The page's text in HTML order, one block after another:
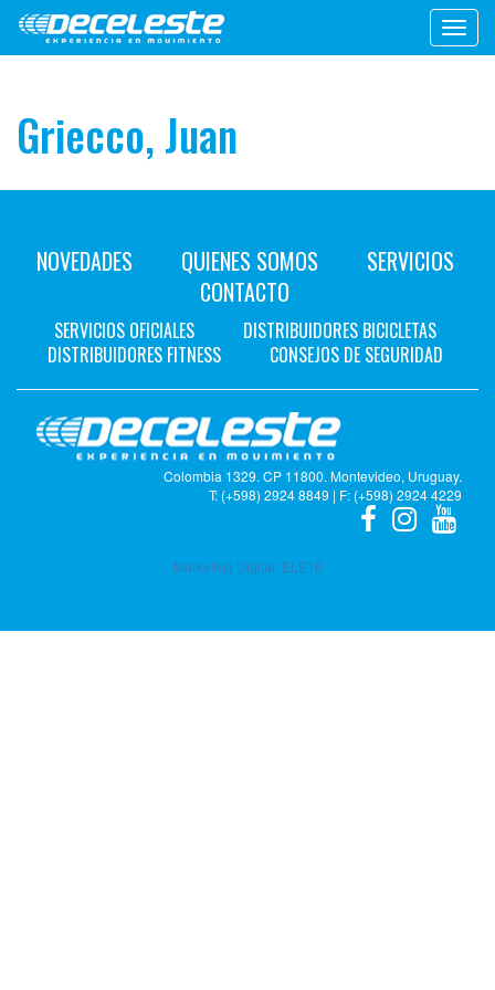
Griecco, Juan
NOVEDADES QUIENES SOMOS
SERVICIOS
CONTACTO
SERVICIOS OFICIALES
DISTRIBUIDORES BICICLETAS
DISTRIBUIDORES FITNESS
CONSEJOS DE SEGURIDAD
Colombia 1329. CP 11800. Montevideo, Uruguay.
T: (+598) 2924 8849 | F: (+598) 2924 4229
Marketing Digital: ELE10